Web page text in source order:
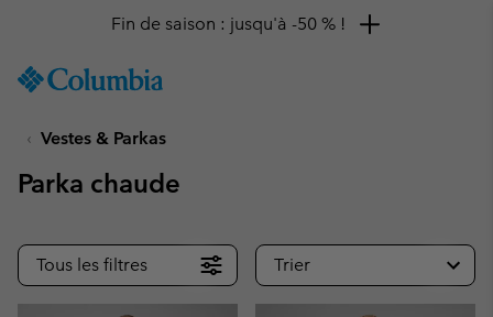
TO
SKIP
MAIN
SKIP
TO
SEARCH
Remise de 10 % à saisir
Vestes & Parkas
Parka chaude
Tous les filtres Trier